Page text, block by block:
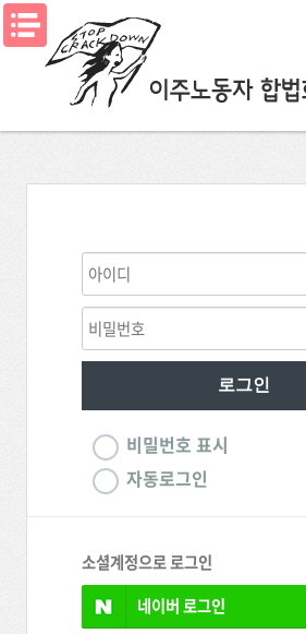
메뉴열기
비밀번호 표시
자동로그인
소셜계정으로 로그인
네이버 로그인